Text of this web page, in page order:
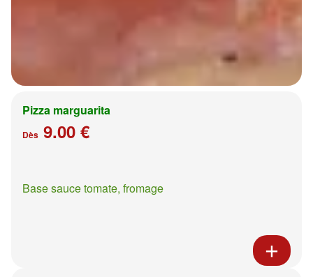
Pizza marguarita
Dès 9.00 €
Base sauce tomate, fromage